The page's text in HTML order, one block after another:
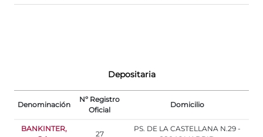
Depositaria
Denominación
Nº Registro
Oficial
Domicilio
BANKINTER,
27
PS. DE LA CASTELLANA N.29 -